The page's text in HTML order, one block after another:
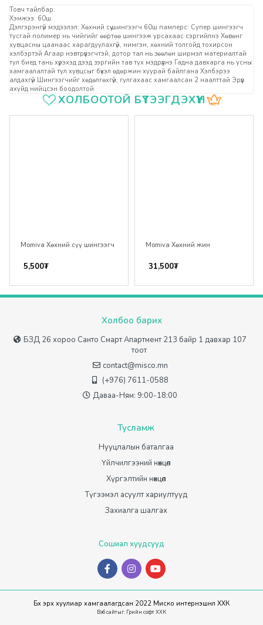
Товч тайлбар:
Хэмжээ: 60ш
Дэлгэрэнгүй мэдээлэл: Хөхний сүү шингээгч 60ш памперс: Супер шингээгч
тусгай полимер нь чийгийг өөртөө шингээж урсахаас сэргийлнэ Хөвөнг
хувцасны цаанаас харагдуулахгүй, нимгэн, хөхний толгойд тохирсон
хэлбэртэй Агаар нэвтрүүлэгчтэй, дотор тал нь зөөлөн ширмэл материалтай
тул биед тань хүрэхэд дээд зэргийн тав тух мэдрүүлнэ Гадна давхарга нь усны
хамгаалалтай тул хувцсыг бүхэл өдөржин хуурай байлгана Хэлбэрээ
алдахгүй Шингээгчийг хөдөлгөхгүй, гулгахаас хамгаалсан 2 наалттай Эрүүл
ахуйд нийцсэн боодолтой.
ҮзүүлэлтүүдХОЛБООТОЙ БҮТЭЭГДЭХҮҮН
Momiva Хөхний сүү шингээгч
5,500₮
Momiva Хөхний жин
31,500₮
Холбоо барих
БЗД 26 хороо Санто Смарт Апартмент 213 байр 1 давхар 107
тоот
contact@misco.mn
(+976) 7611-0588
Даваа-Ням: 9:00-18:00
Тусламж
Нууцлалын баталгаа
Үйлчилгээний нөхцөл
Хүргэлтийн нөхцөл
Түгээмэл асуулт хариултууд
Захиалга шалгах
Сошиал хуудсууд
Бүх эрх хуулиар хамгаалагдсан 2022 Миско интернэшнл ХХК
Вэб сайтыг: Грийн софт ХХК